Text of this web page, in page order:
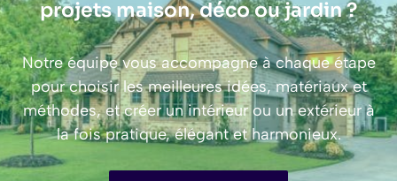
projets maison, déco ou jardin ?
Notre équipe vous accompagne à chaque étape
pour choisir les meilleures idées, matériaux et
méthodes, et créer un intérieur ou un extérieur à
la fois pratique, élégant et harmonieux.